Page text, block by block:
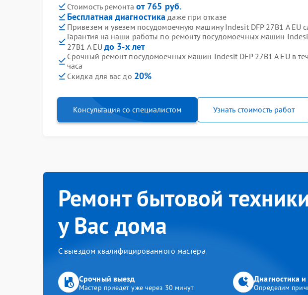
Стоимость ремонта от 765 руб.
Бесплатная диагностика даже при отказе
Привезем и увезем посудомоечную машину Indesit DFP 27B1 A EU
Гарантия на наши работы по ремонту посудомоечных машин
27B1 A EU до 3-х лет
Срочный ремонт посудомоечных машин Indesit DFP 27B1 A EU в
часа
Скидка для вас до 20%
Консультация со специалистом Узнать стоимость работ
Ремонт бытовой
у Вас дома
С выездом квалифицированного мастера
Срочный выезд
Мастер приедет уже через 30 минут
Диагностика
Определим